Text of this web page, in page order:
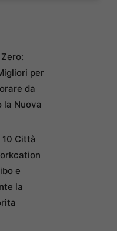
per
da
la Nuova
10 Città
e
la